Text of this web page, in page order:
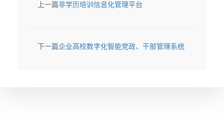
上一篇非学历培训信息化管理平台
下一篇企业高校数字化智能党政、干部管理系统